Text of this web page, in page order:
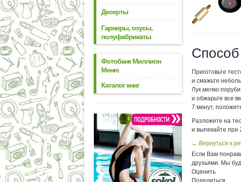
Десерты
Гарниры, соусы,
полуфабрикаты
Фотобанк Миллион
Меню
Каталог книг
Способ
Приготовьте
и смажьте
Лук мелко
и обжарьте все
7 минут,
Разложите на
и выпекайте при
← Вернуться к
Если Вам
друзьями. Мы
Оценить
Поделиться